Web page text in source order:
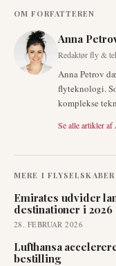
OM FORFATTEREN
Anna
Redaktør fly &
Anna Petrov
flyteknologi.
komplekse
Se alle artikler af
MERE I FLYSELSKABER
Emirates udvider
destinationer i 2026
28. FEBRUAR 2026
Lufthansa
bestilling